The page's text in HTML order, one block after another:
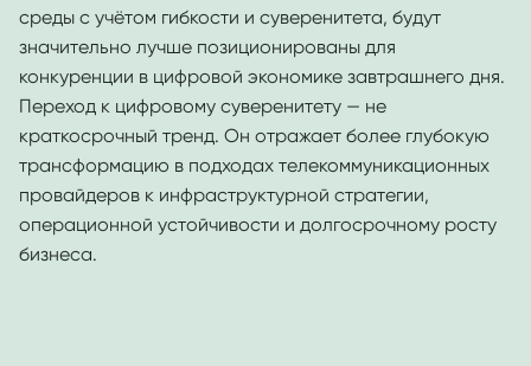
среды с учётом гибкости и суверенитета, будут
значительно лучше позиционированы для
конкуренции в цифровой экономике завтрашнего дня.
Переход к цифровому суверенитету — не
краткосрочный тренд. Он отражает более глубокую
трансформацию в подходах телекоммуникационных
провайдеров к инфраструктурной стратегии,
операционной устойчивости и долгосрочному росту
бизнеса.